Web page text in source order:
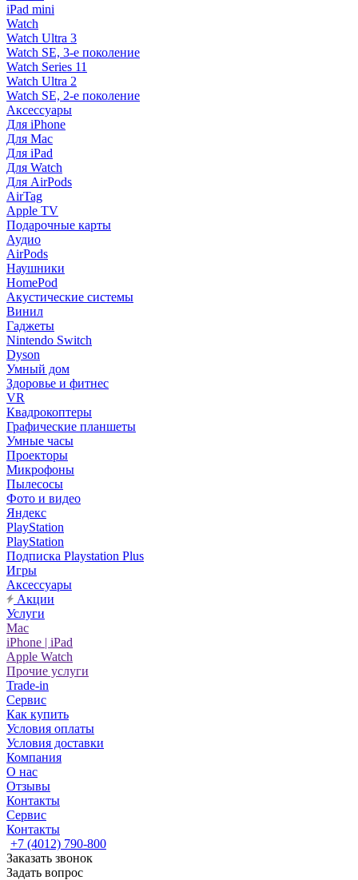
iPad mini
Watch
Watch Ultra 3
Watch SE, 3-е поколение
Watch Series 11
Watch Ultra 2
Watch SE, 2-е поколение
Аксессуары
Для iPhone
Для Mac
Для iPad
Для Watch
Для AirPods
AirTag
Apple TV
Подарочные карты
Аудио
AirPods
Наушники
HomePod
Акустические системы
Винил
Гаджеты
Nintendo Switch
Dyson
Умный дом
Здоровье и фитнес
VR
Квадрокоптеры
Графические планшеты
Умные часы
Проекторы
Микрофоны
Пылесосы
Фото и видео
Яндекс
PlayStation
PlayStation
Подписка Playstation Plus
Игры
Аксессуары
Акции
Услуги
Mac
iPhone | iPad
Apple Watch
Прочие услуги
Trade-in
Сервис
Как купить
Условия оплаты
Условия доставки
Компания
О нас
Отзывы
Контакты
Сервис
Контакты
+7 (4012) 790-800
Заказать звонок
Задать вопрос